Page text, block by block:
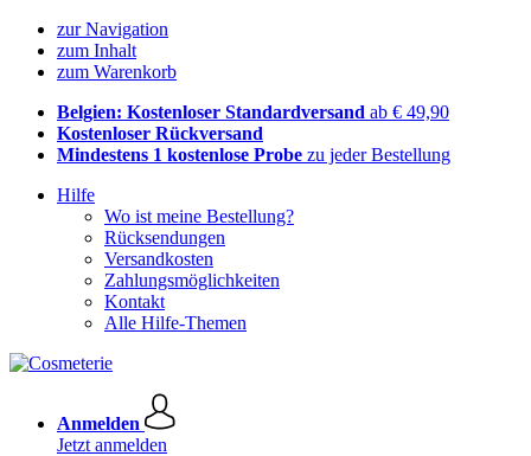
zur Navigation
zum Inhalt
zum Warenkorb
Belgien: Kostenloser Standardversand ab € 49,90
Kostenloser Rückversand
Mindestens 1 kostenlose Probe zu jeder Bestellung
Hilfe
Wo ist meine Bestellung?
Rücksendungen
Versandkosten
Zahlungsmöglichkeiten
Kontakt
Alle Hilfe-Themen
Anmelden
Jetzt anmelden